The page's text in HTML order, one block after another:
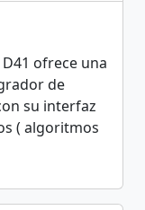
ofrece una
de
su interfaz
( algoritmos